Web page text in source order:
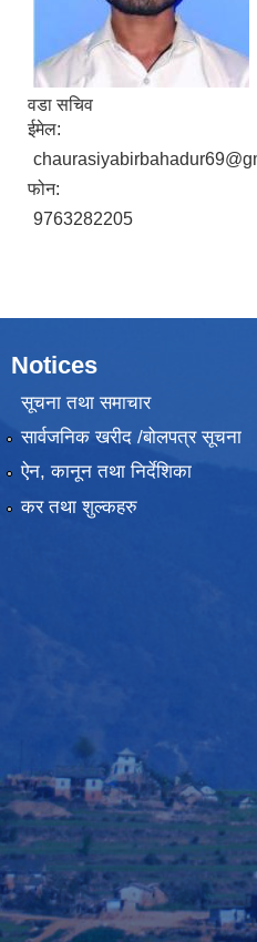
वडा सचिव
ईमेल:
फोन:
9763282205
Notices
सूचना तथा समाचार
सार्वजनिक खरीद /बोलपत्र सूचना
ऐन, कानून तथा निर्देशिका
कर तथा शुल्कहरु